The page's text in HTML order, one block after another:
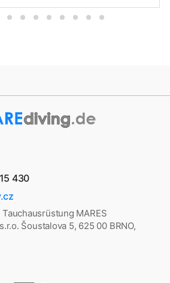
430
MARES
Šoustalova 5, 625 00 BRNO,